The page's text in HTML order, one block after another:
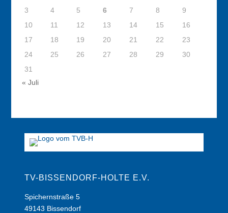
3
4 5 6 7 8
9
10
11 12 13 14 15
16
17
18 19 20 21 22
23
24
25 26 27 28 29
30
31
« Juli
TV-BISSENDORF-HOLTE E.V.
Spichernstraße 5
49143 Bissendorf